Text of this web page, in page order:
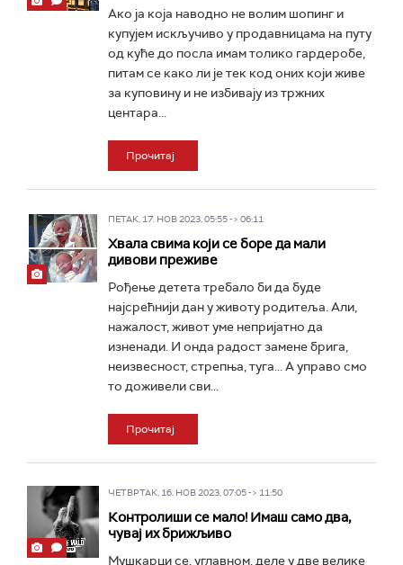
Ако ја која наводно не волим шопинг и
купујем искључиво у продавницама на путу
од куће до посла имам толико гардеробе,
питам се како ли је тек код оних који живе
за куповину и не избивају из тржних
центара...
Прочитај
ПЕТАК, 17. НОВ 2023, 05:55 -> 06:11
Хвала свима који се боре да мали
дивови преживе
Рођење детета требало би да буде
најсрећнији дан у животу родитеља. Али,
нажалост, живот уме непријатно да
изненади. И онда радост замене брига,
неизвесност, стрепња, туга... А управо смо
то доживели сви...
Прочитај
ЧЕТВРТАК, 16. НОВ 2023, 07:05 -> 11:50
Контролиши се мало! Имаш само два,
чувај их брижљиво
Мушкарци се, углавном, деле у две велике